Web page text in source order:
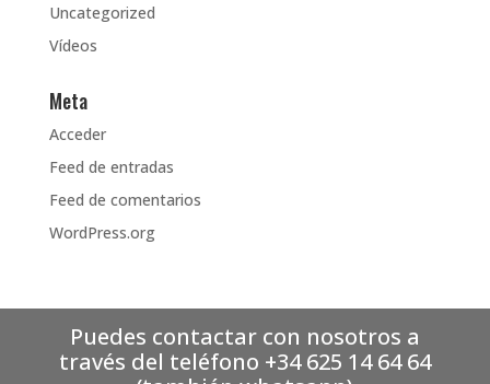
Uncategorized
Vídeos
Meta
Acceder
Feed de entradas
Feed de comentarios
WordPress.org
Puedes contactar con nosotros a
través del teléfono +34 625 14 64 64